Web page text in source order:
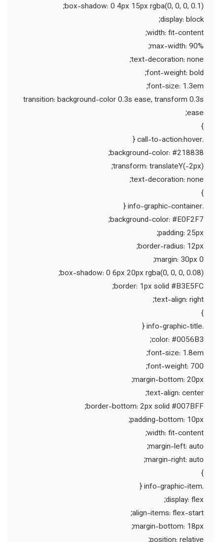
box-shadow: 0 4px 15px rgba(0, 0, 0, 0.1);
display: block;
width: fit-content;
max-width: 90%;
text-decoration: none;
font-weight: bold;
font-size: 1.3em;
transition: background-color 0.3s ease, transform 0.3s
ease;
}
.call-to-action:hover {
background-color: #218838;
transform: translateY(-2px);
text-decoration: none;
}
.info-graphic-container {
background-color: #E0F2F7;
padding: 25px;
border-radius: 12px;
margin: 30px 0;
box-shadow: 0 6px 20px rgba(0, 0, 0, 0.08);
border: 1px solid #B3E5FC;
text-align: right;
}
.info-graphic-title {
color: #0056B3;
font-size: 1.8em;
font-weight: 700;
margin-bottom: 20px;
text-align: center;
border-bottom: 2px solid #007BFF;
padding-bottom: 10px;
width: fit-content;
margin-left: auto;
margin-right: auto;
}
.info-graphic-item {
display: flex;
align-items: flex-start;
margin-bottom: 18px;